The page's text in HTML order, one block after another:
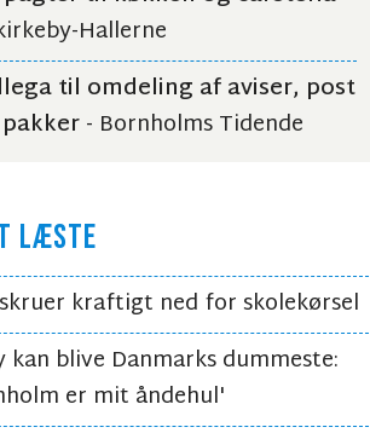
Hallerne
til omdeling af aviser, post
- Bornholms Tidende
LÆSTE
kraftigt ned for skolekørsel
kan blive Danmarks dummeste:
er mit åndehul'